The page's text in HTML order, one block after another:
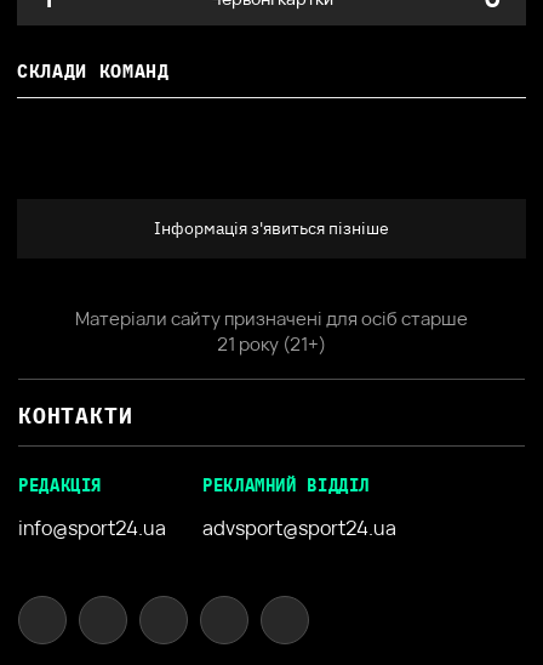
СКЛАДИ КОМАНД
Інформація з'явиться пізніше
Матеріали сайту призначені для осіб старше
21 року (21+)
КОНТАКТИ
РЕДАКЦІЯ
info@sport24.ua
РЕКЛАМНИЙ ВІДДІЛ
advsport@sport24.ua